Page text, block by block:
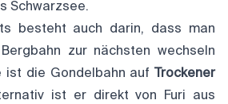
Schwarzsee.
besteht auch darin, dass man
zur nächsten wechseln
ist die Gondelbahn auf
Trockener
ist er direkt von Furi aus